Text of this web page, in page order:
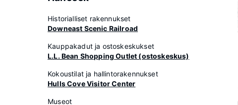
Historialliset rakennukset
Downeast Scenic Railroad
Kauppakadut ja ostoskeskukset
L.L. Bean Shopping Outlet (ostoskeskus)
Kokoustilat ja hallintorakennukset
Hulls Cove Visitor Center
Museot